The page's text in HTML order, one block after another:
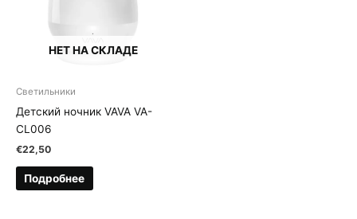
НЕТ НА СКЛАДЕ
Светильники
Детский ночник VAVA VA-
CL006
€22,50
Подробнее